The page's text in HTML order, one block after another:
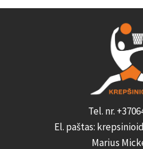
Tel. nr.
El. paštas:
Marius